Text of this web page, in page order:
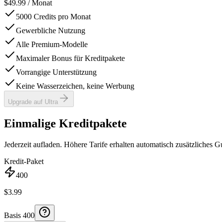
$49.99 / Monat
5000 Credits pro Monat
Gewerbliche Nutzung
Alle Premium-Modelle
Maximaler Bonus für Kreditpakete
Vorrangige Unterstützung
Keine Wasserzeichen, keine Werbung
Upgrade auf Ultra
Einmalige Kreditpakete
Jederzeit aufladen. Höhere Tarife erhalten automatisch zusätzliches
Kredit-Paket
400
$3.99
Basis 400